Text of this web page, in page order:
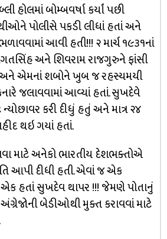
હોલમાં બોમ્બવર્ષા કર્યાં પછી
પોલીસે પકડી લીધાં હતાં અને
આવી હતી!!! ૨ માર્ચ ૧૯૩૧નાં
અને શિવરામ રાજગુરુને ફાંસી
એમનાં શબોને ખુબ જ રહસ્યમયી
જલાવવામાં આવ્યાં હતાં. સુખદેવે
કરી દીધું હતું અને માત્ર ૨૪
થઇ ગયાં હતાં.
માટે અનેકો ભારતીય દેશભક્તોએ
આપી દીધી હતી. એવાં જ એક
હતાં સુખદેવ થાપર !!! જેમણે પોતાનું
બેડીઓથી મુક્ત કરાવવાં માટે